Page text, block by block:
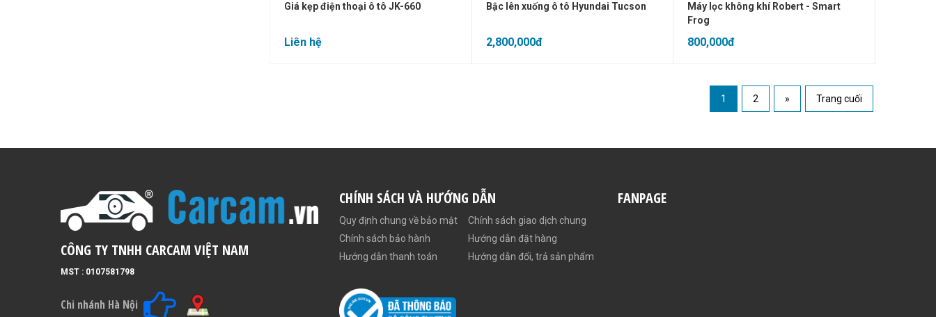
Giá kẹp điện thoại ô tô JK-660
Liên hệ
Bậc lên xuống ô tô Hyundai Tucson
2,800,000đ
Máy lọc không khí Robert - Smart
Frog
800,000đ
1 2 » Trang cuối
CÔNG TY TNHH CARCAM VIỆT NAM
MST : 0107581798
Chi nhánh Hà Nội
CHÍNH SÁCH VÀ HƯỚNG DẪN
Quy định chung về bảo mật
Chính sách giao dịch chung
Chính sách bảo hành
Hướng dẫn đặt hàng
Hướng dẫn thanh toán
Hướng dẫn đổi, trả sản phẩm
FANPAGE